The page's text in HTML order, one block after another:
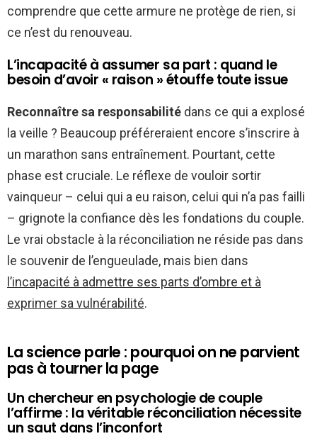
comprendre que cette armure ne protège de rien, si
ce n’est du renouveau.
L’incapacité à assumer sa part : quand le
besoin d’avoir « raison » étouffe toute issue
Reconnaître sa responsabilité dans ce qui a explosé
la veille ? Beaucoup préféreraient encore s’inscrire à
un marathon sans entraînement. Pourtant, cette
phase est cruciale. Le réflexe de vouloir sortir
vainqueur – celui qui a eu raison, celui qui n’a pas failli
– grignote la confiance dès les fondations du couple.
Le vrai obstacle à la réconciliation ne réside pas dans
le souvenir de l’engueulade, mais bien dans
l’incapacité à admettre ses parts d’ombre et à
exprimer sa vulnérabilité.
La science parle : pourquoi on ne parvient
pas à tourner la page
Un chercheur en psychologie de couple
l’affirme : la véritable réconciliation nécessite
un saut dans l’inconfort